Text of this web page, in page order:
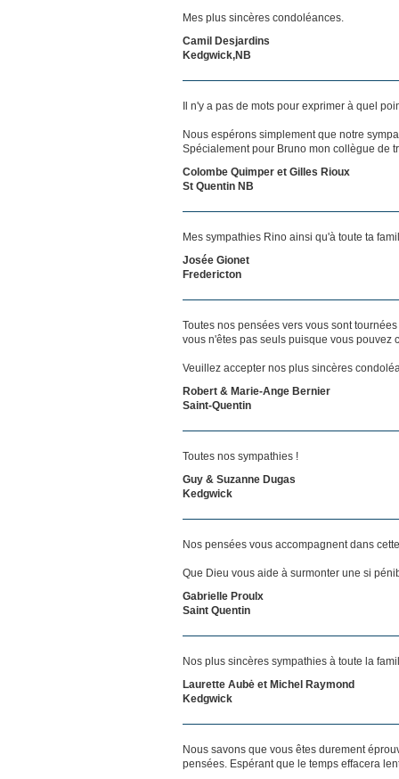
Mes plus sincères condoléances.
Camil Desjardins
Kedgwick,NB
Il n'y a pas de mots pour exprimer à quel
Nous espérons simplement que notre
Spécialement pour Bruno mon collègue de
Colombe Quimper et Gilles Rioux
St Quentin NB
Mes sympathies Rino ainsi qu'à toute ta
Josée Gionet
Fredericton
Toutes nos pensées vers vous sont
vous n'êtes pas seuls puisque vous pouvez
Veuillez accepter nos plus sincères
Robert & Marie-Ange Bernier
Saint-Quentin
Toutes nos sympathies !
Guy & Suzanne Dugas
Kedgwick
Nos pensées vous accompagnent dans
Que Dieu vous aide à surmonter une si
Gabrielle Proulx
Saint Quentin
Nos plus sincères sympathies à toute la
Laurette Aubė et Michel Raymond
Kedgwick
Nous savons que vous êtes durement
pensées. Espérant que le temps effacera